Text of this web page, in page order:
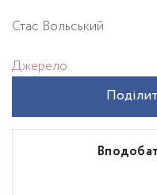
Стас Вольський
Джерело